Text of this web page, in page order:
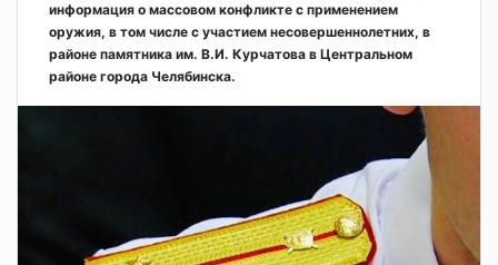
информация о массовом конфликте с применением
оружия, в том числе с участием несовершеннолетних, в
районе памятника им. В.И. Курчатова в Центральном
районе города Челябинска.